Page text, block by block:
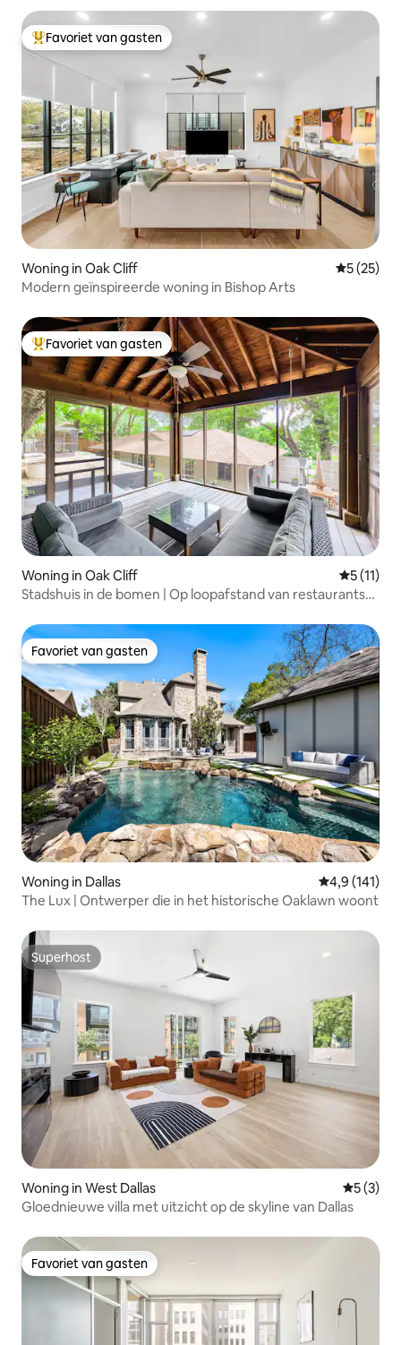
Topfavoriet van gasten
Favoriet van gasten
Woning in Oak Cliff
5 (25)
Modern geïnspireerde woning in Bishop Arts
Topfavoriet van gasten
Favoriet van gasten
Woning in Oak Cliff
5 (11)
Stadshuis in de bomen | Op loopafstand van restaurants
Favoriet van gasten
Favoriet van gasten
Woning in Dallas Gemiddelde
4,9 (141)
The Lux | Ontwerper die in het historische Oaklawn woont
Superhost
Superhost
Woning in West Dallas
5 (3)
Gloednieuwe villa met uitzicht op de skyline van Dallas
Favoriet van gasten
Favoriet van gasten